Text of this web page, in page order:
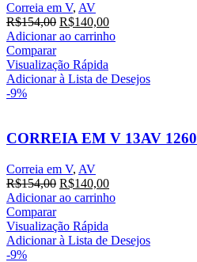
Correia em V, AV
R$154,00 O
preço
era:
R$154,00.
R$140,00O
preço
R$140,00.
Adicionar ao carrinho
Comparar
Visualização Rápida
Adicionar à Lista de Desejos
-9%
CORREIA EM V 13AV 1260
Correia em V, AV
R$154,00 O
preço
era:
R$154,00.
R$140,00O
preço
R$140,00.
Adicionar ao carrinho
Comparar
Visualização Rápida
Adicionar à Lista de Desejos
-9%